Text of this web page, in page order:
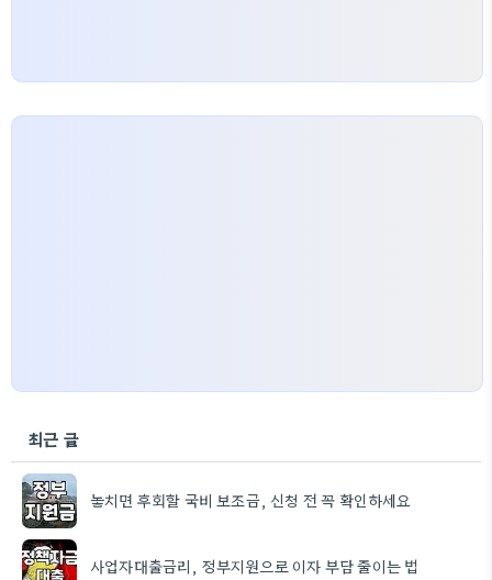
최근 글
놓치면 후회할 국비 보조금, 신청 전 꼭 확인하세요
사업자대출금리, 정부지원으로 이자 부담 줄이는 법